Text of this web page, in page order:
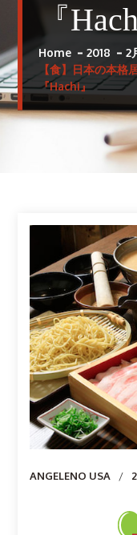
『
Home 2018 2
【食】日本の本
『Hachi』
Author
ANGELENO USA